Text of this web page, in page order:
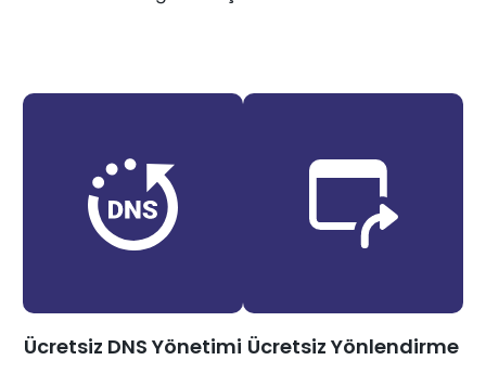
Ücretsiz DNS Yönetimi Ücretsiz Yönlendirme